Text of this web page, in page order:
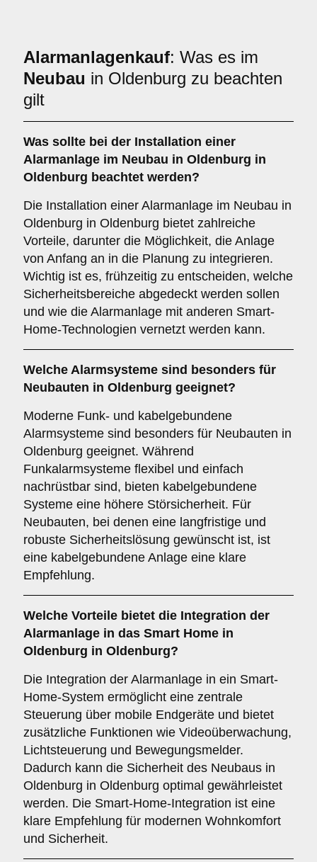
Alarmanlagenkauf: Was es im
Neubau in Oldenburg zu beachten
gilt
Was sollte bei der Installation einer
Alarmanlage im Neubau in Oldenburg in
Oldenburg beachtet werden?
Die Installation einer Alarmanlage im Neubau in
Oldenburg in Oldenburg bietet zahlreiche
Vorteile, darunter die Möglichkeit, die Anlage
von Anfang an in die Planung zu integrieren.
Wichtig ist es, frühzeitig zu entscheiden, welche
Sicherheitsbereiche abgedeckt werden sollen
und wie die Alarmanlage mit anderen Smart-
Home-Technologien vernetzt werden kann.
Welche Alarmsysteme sind besonders für
Neubauten in Oldenburg geeignet?
Moderne Funk- und kabelgebundene
Alarmsysteme sind besonders für Neubauten in
Oldenburg geeignet. Während
Funkalarmsysteme flexibel und einfach
nachrüstbar sind, bieten kabelgebundene
Systeme eine höhere Störsicherheit. Für
Neubauten, bei denen eine langfristige und
robuste Sicherheitslösung gewünscht ist, ist
eine kabelgebundene Anlage eine klare
Empfehlung.
Welche Vorteile bietet die Integration der
Alarmanlage in das Smart Home in
Oldenburg in Oldenburg?
Die Integration der Alarmanlage in ein Smart-
Home-System ermöglicht eine zentrale
Steuerung über mobile Endgeräte und bietet
zusätzliche Funktionen wie Videoüberwachung,
Lichtsteuerung und Bewegungsmelder.
Dadurch kann die Sicherheit des Neubaus in
Oldenburg in Oldenburg optimal gewährleistet
werden. Die Smart-Home-Integration ist eine
klare Empfehlung für modernen Wohnkomfort
und Sicherheit.